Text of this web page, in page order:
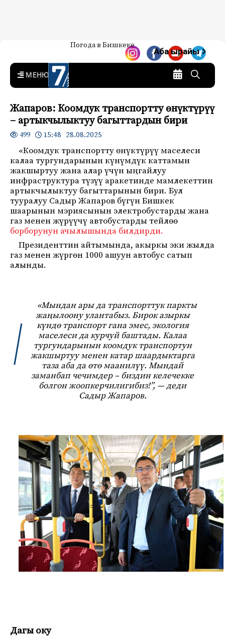
7-канал. Жаңылыктар —
Кыргызстан
Жаңылыктар — Кыргызстан
Погода в Бишкеке
Аба ырайы
MENU
Жапаров: Коомдук транспортту өнүктүрүү
– артыкчылыктуу багыттардын бири
499 15:48 28.08.2025
«Коомдук транспортту өнүктүрүү маселеси
калаа тургундарынын күнүмдүк каттамын
жакшыртуу жана алар үчүн ыңгайлуу
инфраструктура түзүү аракетинде мамлекеттин
артыкчылыктуу багыттарынын бири. Бул
тууралуу Садыр Жапаров бүгүн Бишкек
шаарынын мэриясынын электробустарды жана
газ менен жүрүүчү автобустарды тейлөө
борборунун ачылышында билдирди.
Президенттин айтымында, акыркы эки жылда
газ менен жүргөн 1000 ашуун автобус сатып
алынды.
«Мындан ары да транспорттук паркты
жаңылоону улантабыз. Бирок азыркы
күндө транспорт гана эмес, экология
маселеси да курчуй баштады. Калаа
тургундарынын коомдук транспортун
жакшыртуу менен катар шаардыктарга
таза аба да өтө маанилүү. Мындай
заманбап чечимдер – биздин келечекке
болгон жоопкерчилигибиз!”, — деди
Садыр Жапаров.
Дагы оку